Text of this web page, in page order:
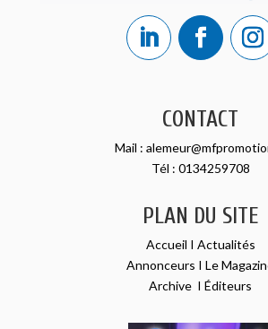
CONTACT
Mail :
Tél : 0134259708
PLAN DU SITE
Accueil I Actualités
Annonceurs ILe
Archive IÉditeurs